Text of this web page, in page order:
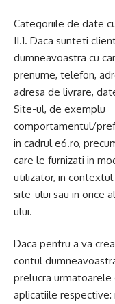
Categoriile de date
II.1. Daca sunteti
dumneavoastra cu
prenume, telefon,
adresa de livrare,
Site-ul, de exemplu
comportamentul/
in cadrul e6.ro,
care le furnizati in
utilizator, in
site-ului sau in orice
ului.
Daca pentru a va
contul
prelucra
aplicatiile respective: